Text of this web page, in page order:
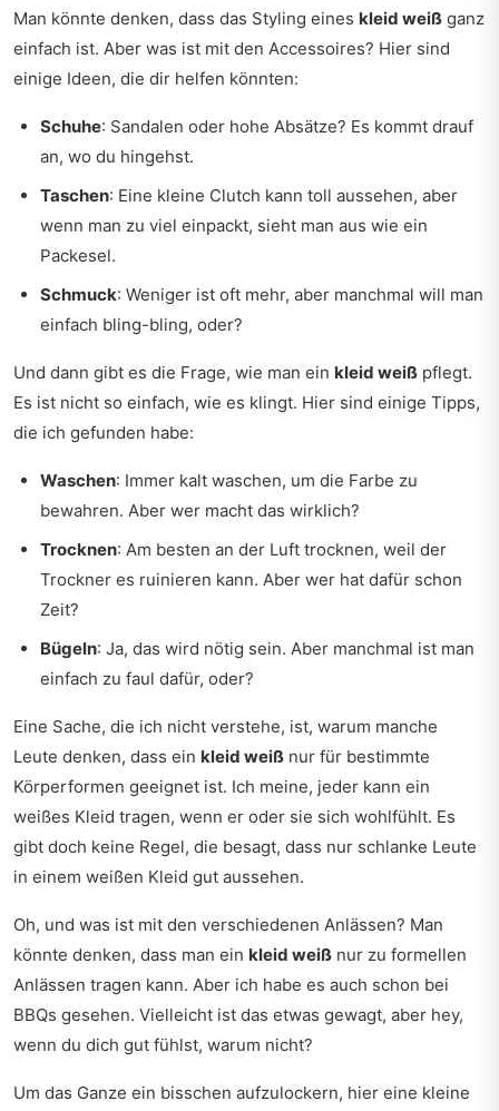
Man könnte denken, dass das Styling eines kleid weiß ganz
einfach ist. Aber was ist mit den Accessoires? Hier sind
einige Ideen, die dir helfen könnten:
Schuhe: Sandalen oder hohe Absätze? Es kommt drauf
an, wo du hingehst.
Taschen: Eine kleine Clutch kann toll aussehen, aber
wenn man zu viel einpackt, sieht man aus wie ein
Packesel.
Schmuck: Weniger ist oft mehr, aber manchmal will man
einfach bling-bling, oder?
Und dann gibt es die Frage, wie man ein kleid weiß pflegt.
Es ist nicht so einfach, wie es klingt. Hier sind einige Tipps,
die ich gefunden habe:
Waschen: Immer kalt waschen, um die Farbe zu
bewahren. Aber wer macht das wirklich?
Trocknen: Am besten an der Luft trocknen, weil der
Trockner es ruinieren kann. Aber wer hat dafür schon
Zeit?
Bügeln: Ja, das wird nötig sein. Aber manchmal ist man
einfach zu faul dafür, oder?
Eine Sache, die ich nicht verstehe, ist, warum manche
Leute denken, dass ein kleid weiß nur für bestimmte
Körperformen geeignet ist. Ich meine, jeder kann ein
weißes Kleid tragen, wenn er oder sie sich wohlfühlt. Es
gibt doch keine Regel, die besagt, dass nur schlanke Leute
in einem weißen Kleid gut aussehen.
Oh, und was ist mit den verschiedenen Anlässen? Man
könnte denken, dass man ein kleid weiß nur zu formellen
Anlässen tragen kann. Aber ich habe es auch schon bei
BBQs gesehen. Vielleicht ist das etwas gewagt, aber hey,
wenn du dich gut fühlst, warum nicht?
Um das Ganze ein bisschen aufzulockern, hier eine kleine